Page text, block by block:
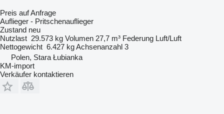
Preis auf Anfrage
Auflieger - Pritschenauflieger
Zustand neu
Nutzlast 29.573 kg Volumen 27,7 m³ Federung Luft/Luft
Nettogewicht 6.427 kgAchsenanzahl 3
Polen, Stara Łubianka
KM-import
Verkäufer kontaktieren